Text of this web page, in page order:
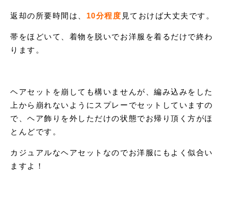
返却の所要時間は、 10分程度 見ておけば大丈夫です。
帯をほどいて、着物を脱いでお洋服を着るだけで終わ
ります。
ヘアセットを崩しても構いませんが、編み込みをした
上から崩れないようにスプレーでセットしていますの
で、ヘア飾りを外しただけの状態でお帰り頂く方がほ
とんどです。
カジュアルなヘアセットなのでお洋服にもよく似合い
ますよ！